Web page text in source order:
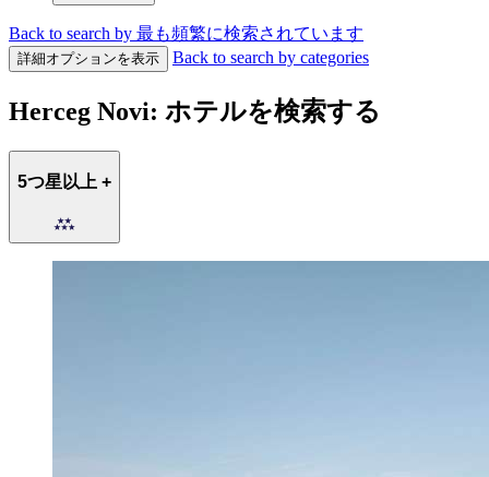
Back to search by 最も頻繁に検索されています
詳細オプションを表示 Back to search by categories
Herceg Novi: ホテルを検索する
5つ星以上 +